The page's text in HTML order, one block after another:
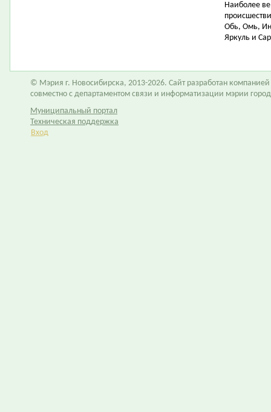
Наиболее
Обь, Омь,
Яркуль и
© Мэрия г. Новосибирска, 2013-2026. Сайт разработан компанией
совместно с департаментом связи и информатизации мэрии
Муниципальный портал
Техническая поддержка
Вход